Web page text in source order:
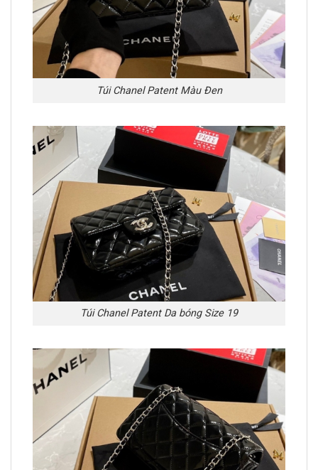
Túi Chanel Patent Màu Đen
Túi Chanel Patent Da bóng Size 19